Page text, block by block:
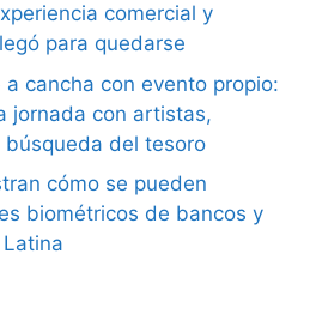
comercial y
para quedarse
a cancha con evento propio:
jornada con artistas,
del tesoro
cómo se pueden
biométricos de bancos y